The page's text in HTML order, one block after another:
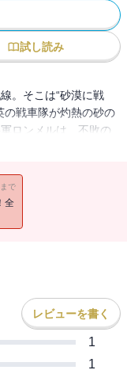
試し読み
。そこは“砂漠に戦
の戦車隊が灼熱の砂の
ロンメルは、不敗の
者を悼む心の持主で
を描く長編出世作。
で
全
レビューを書く
1
1